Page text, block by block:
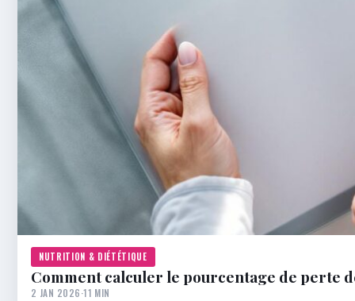
NUTRITION & DIÉTÉTIQUE
Comment calculer le pourcentage de perte
2 JAN 2026·11 MIN